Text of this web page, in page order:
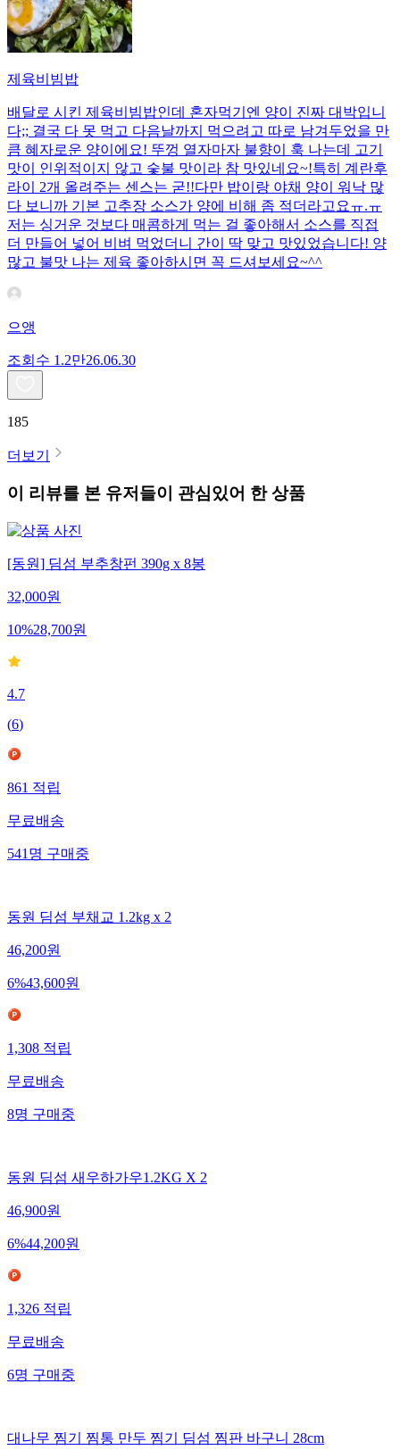
제육비빔밥
배달로 시킨 제육비빔밥인데 혼자먹기엔 양이 진짜 대박입니
다;; 결국 다 못 먹고 다음날까지 먹으려고 따로 남겨두었을 만
큼 혜자로운 양이에요! 뚜껑 열자마자 불향이 훅 나는데 고기
맛이 인위적이지 않고 숯불 맛이라 참 맛있네요~!특히 계란후
라이 2개 올려주는 센스는 굳!! ​다만 밥이랑 야채 양이 워낙 많
다 보니까 기본 고추장 소스가 양에 비해 좀 적더라고요ㅠ.ㅠ
저는 싱거운 것보다 매콤하게 먹는 걸 좋아해서 소스를 직접
더 만들어 넣어 비벼 먹었더니 간이 딱 맞고 맛있었습니다! 양
많고 불맛 나는 제육 좋아하시면 꼭 드셔보세요~^^
으앵
조회수 1.2만26.06.30
185
더보기
이 리뷰를 본 유저들이 관심있어 한 상품
[동원] 딤섬 부추창펀 390g x 8봉
32,000원
10%28,700원
4.7
(6)
861 적립
무료배송
541 명 구매중
동원 딤섬 부채교 1.2kg x 2
46,200원
6%43,600원
1,308 적립
무료배송
8명 구매중
동원 딤섬 새우하가우1.2KG X 2
46,900원
6%44,200원
1,326 적립
무료배송
6명 구매중
대나무 찜기 찜통 만두 찜기 딤섬 찜판 바구니 28cm